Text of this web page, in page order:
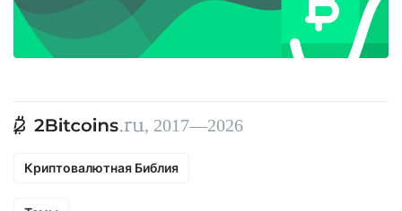
, 2017—2026
Криптовалютная Библия